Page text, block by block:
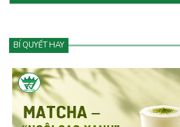
BÍ QUYẾT HAY